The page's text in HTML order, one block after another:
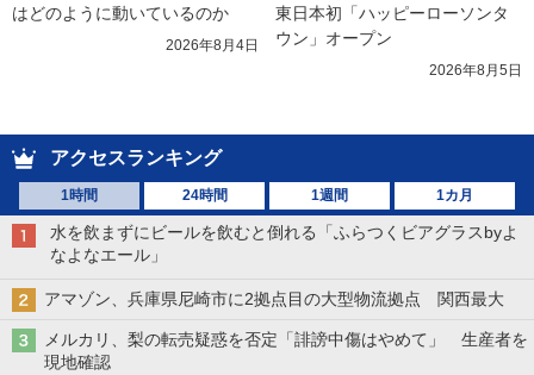
はどのように動いているのか
2026年8月4日
東日本初「ハッピーローソンタ
ウン」オープン
2026年8月5日
アクセスランキング
1時間 24時間 1週間 1カ月
水を飲まずにビールを飲むと倒れる「ふらつくビアグラスbyよ
なよなエール」
アマゾン、兵庫県尼崎市に2拠点目の大型物流拠点 関西最大
メルカリ、梨の転売疑惑を否定「誹謗中傷はやめて」 生産者を
現地確認